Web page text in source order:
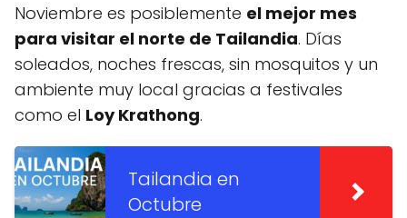
Noviembre es posiblemente el mejor mes
para visitar el norte de Tailandia. Días
soleados, noches frescas, sin mosquitos y un
ambiente muy local gracias a festivales
como el Loy Krathong.
Tailandia en
Octubre